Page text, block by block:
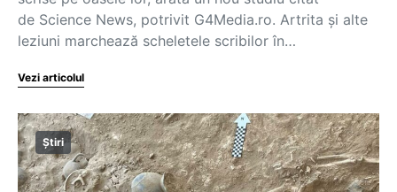
de Science News, potrivit G4Media.ro. Artrita și alte
leziuni marchează scheletele scribilor în…
Vezi articolul
Știri